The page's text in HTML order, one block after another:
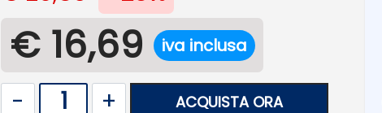
€ 16,69 iva inclusa
ACQUISTA ORA